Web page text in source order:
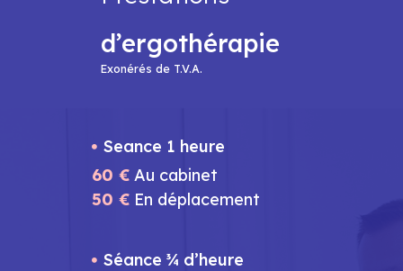
d’ergothérapie
Exonérés de T.V.A.
Seance 1 heure
60 € Au cabinet
50 € En déplacement
Séance ¾ d’heure